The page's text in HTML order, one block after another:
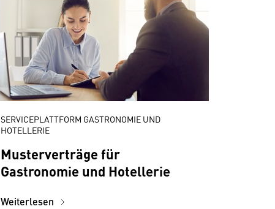
SERVICEPLATTFORM GASTRONOMIE UND
HOTELLERIE
Musterverträge für
Gastronomie und Hotellerie
Weiterlesen